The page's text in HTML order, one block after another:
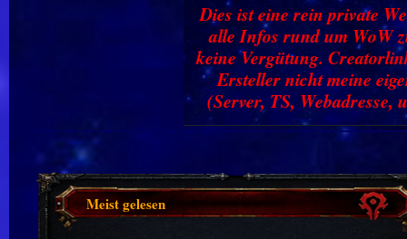
Dies ist eine rein private
alle Infos rund um WoW
keine Vergütung.
Ersteller nicht meine
(Server, TS, Webadresse,
Meist gelesen